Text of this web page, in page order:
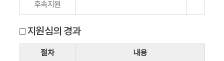
후속지원
□ 지원심의 경과
절차 내용